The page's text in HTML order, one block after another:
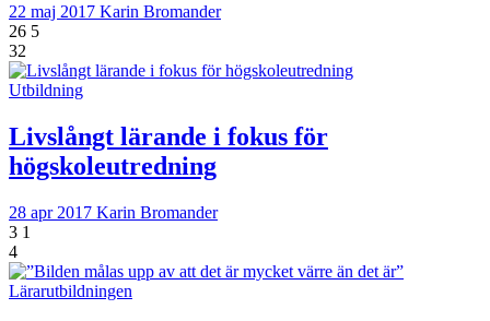
22 maj 2017 Karin Bromander
26 5
32
Utbildning
Livslångt lärande i fokus för
högskoleutredning
28 apr 2017 Karin Bromander
3 1
4
Lärarutbildningen